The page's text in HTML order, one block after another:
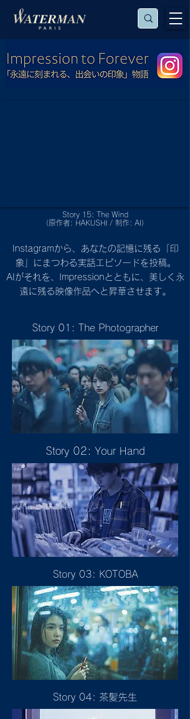
Story 15: The Wind
（原作者: HAKUSHI / 制作: AI）
Instagramから、あなたの記憶に残る「印
象」にまつわる実話エピソードを投稿。
AIがそれを、Impressionとともに、美しく永
遠に残る映像作品へと昇華させます。
Story 01: The Photographer
Story 02: Your Hand
Story 03: KOTOBA
Story 04: 茶髪先生